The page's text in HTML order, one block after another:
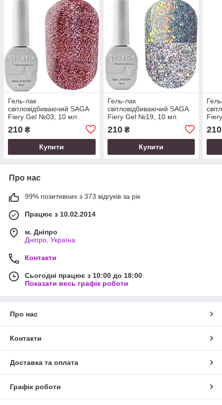
Гель-лак
світловідбиваючий SAGA
Fiery Gel №03, 10 мл
210 ₴
Купити
Гель-лак
світловідбиваючий SAGA
Fiery Gel №19, 10 мл
210₴
Купити
210
Про нас
99% позитивних з 373 відгуків за рік
Працює з 10.02.2014
м. Дніпро
Дніпро, Україна
Контакти
Сьогодні працює з 10:00 до 18:00
Показати весь графік роботи
Про нас
Контакти
Доставка та оплата
Графік роботи